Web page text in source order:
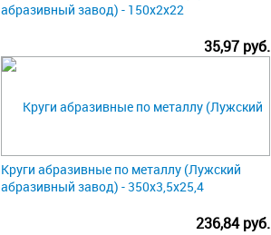
абразивный завод) - 150х2х22
35,97 руб.
Круги абразивные по металлу (Лужский
абразивный завод) - 350х3,5х25,4
236,84 руб.